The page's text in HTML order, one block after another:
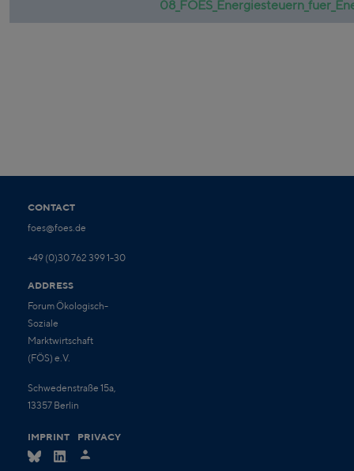
CONTACT
foes@foes.de
+49 (0)30 762 399 1-30
ADDRESS
Forum Ökologisch-
Soziale
Marktwirtschaft
(FÖS) e.V.
Schwedenstraße 15a,
13357 Berlin
IMPRINT PRIVACY